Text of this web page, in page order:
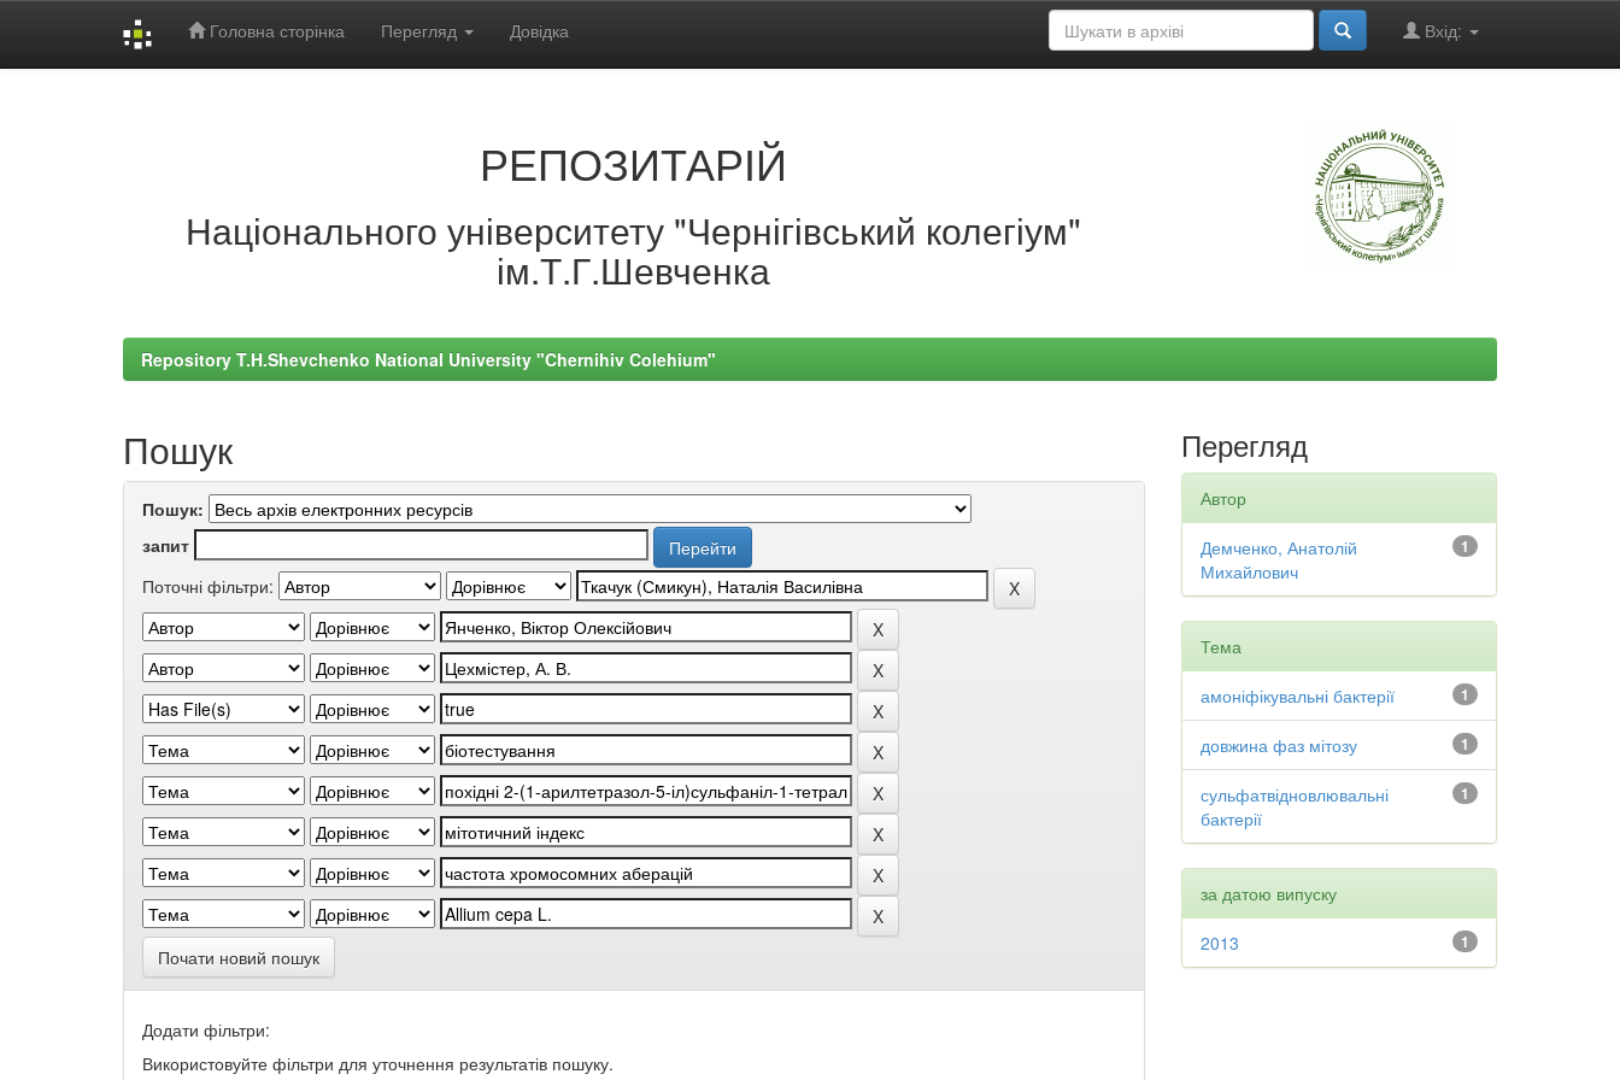
Головна сторінка Перегляд Довідка Вхід:
РЕПОЗИТАРІЙ
Національного університету "Чернігівський колегіум"
ім.Т.Г.Шевченка
Repository T.H.Shevchenko National University "Chernihiv Colehium"
Пошук
Пошук:
запит
Поточні фільтри:
Почати новий пошук
Додати фільтри:
Використовуйте фільтри для уточнення результатів пошуку.
Перегляд
Автор
1
Демченко, Анатолій
Михайлович
Тема
1
амоніфікувальні бактерії
1
довжина фаз мітозу
1
сульфатвідновлювальні
бактерії
за датою випуску
1
2013